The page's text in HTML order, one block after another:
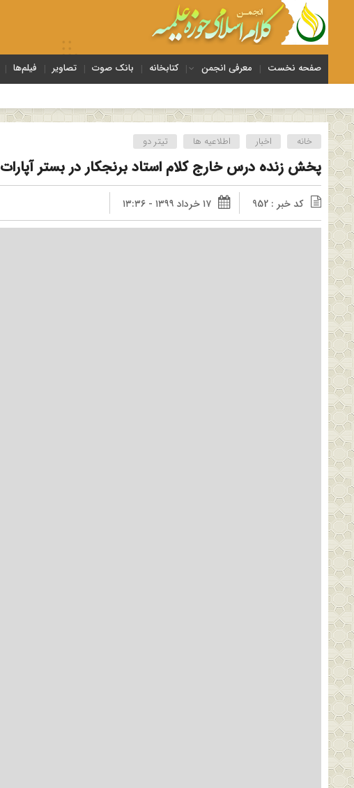
صفحه نخست معرفی انجمن کتابخانه بانک صوت تصاویر فیلم‌ها
خانه اخبار اطلاعیه ها تیتر دو
پخش زنده درس خارج کلام استاد برنجکار در بستر آپارات
کد خبر : 952 ۱۷ خرداد ۱۳۹۹ - ۱۳:۳۶